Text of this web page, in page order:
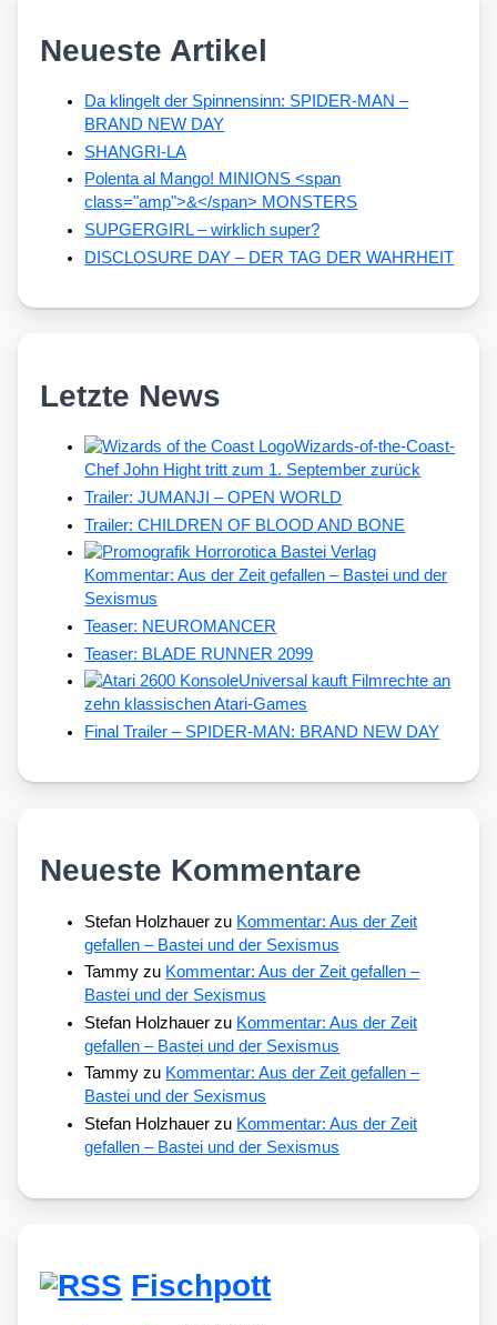
Neueste Artikel
Da klingelt der Spinnensinn: SPIDER-MAN –
BRAND NEW DAY
SHANGRI-LA
Polenta al Mango! MINIONS <span
class="amp">&</span> MONSTERS
SUPGERGIRL – wirklich super?
DISCLOSURE DAY – DER TAG DER WAHRHEIT
Letzte News
Wizards-of-the-Coast-
Chef John Hight tritt zum 1. September zurück
Trailer: JUMANJI – OPEN WORLD
Trailer: CHILDREN OF BLOOD AND BONE
Kommentar: Aus der Zeit gefallen – Bastei und der
Sexismus
Teaser: NEUROMANCER
Teaser: BLADE RUNNER 2099
Universal kauft Filmrechte an
zehn klassischen Atari-Games
Final Trailer – SPIDER-MAN: BRAND NEW DAY
Neueste Kommentare
Stefan Holzhauer zu Kommentar: Aus der Zeit
gefallen – Bastei und der Sexismus
Tammy zu Kommentar: Aus der Zeit gefallen –
Bastei und der Sexismus
Stefan Holzhauer zu Kommentar: Aus der Zeit
gefallen – Bastei und der Sexismus
Tammy zu Kommentar: Aus der Zeit gefallen –
Bastei und der Sexismus
Stefan Holzhauer zu Kommentar: Aus der Zeit
gefallen – Bastei und der Sexismus
Fischpott